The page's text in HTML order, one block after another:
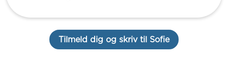
Tilmeld dig og skriv til Sofie